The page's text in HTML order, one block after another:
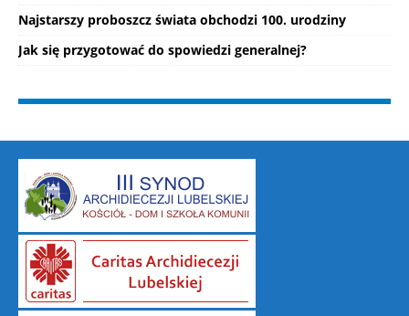
Najstarszy proboszcz świata obchodzi 100. urodziny
Jak się przygotować do spowiedzi generalnej?